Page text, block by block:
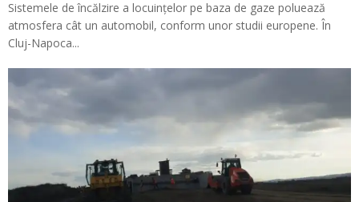
Sistemele de încălzire a locuințelor pe baza de gaze poluează
atmosfera cât un automobil, conform unor studii europene. În
Cluj-Napoca...